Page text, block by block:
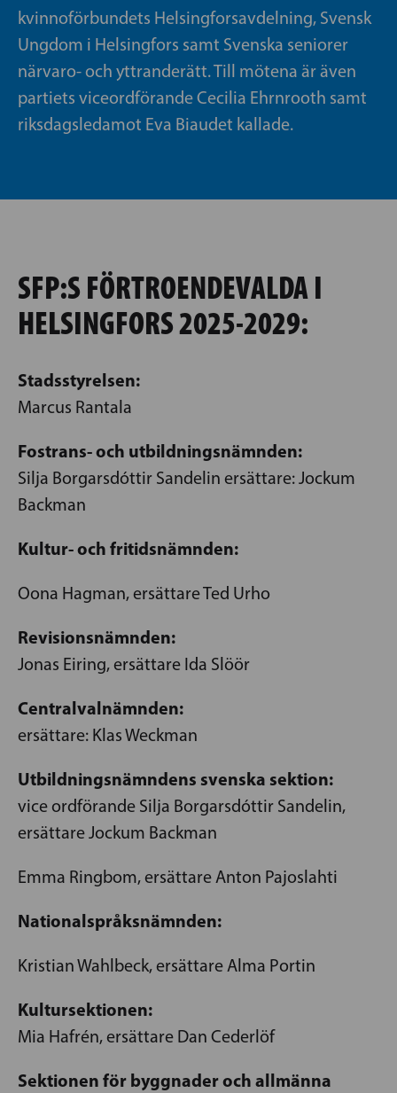
kvinnoförbundets Helsingforsavdelning, Svensk
Ungdom i Helsingfors samt Svenska seniorer
närvaro- och yttranderätt. Till mötena är även
partiets viceordförande Cecilia Ehrnrooth samt
riksdagsledamot Eva Biaudet kallade.
SFP:S FÖRTROENDEVALDA I
HELSINGFORS 2025-2029:
Stadsstyrelsen:
Marcus Rantala
Fostrans- och utbildningsnämnden:
Silja Borgarsdóttir Sandelin ersättare: Jockum
Backman
Kultur- och fritidsnämnden:
Oona Hagman, ersättare Ted Urho
Revisionsnämnden:
Jonas Eiring, ersättare Ida Slöör
Centralvalnämnden:
ersättare: Klas Weckman
Utbildningsnämndens svenska sektion:
vice ordförande Silja Borgarsdóttir Sandelin,
ersättare Jockum Backman
Emma Ringbom, ersättare Anton Pajoslahti
Nationalspråksnämnden:
Kristian Wahlbeck, ersättare Alma Portin
Kultursektionen:
Mia Hafrén, ersättare Dan Cederlöf
Sektionen för byggnader och allmänna